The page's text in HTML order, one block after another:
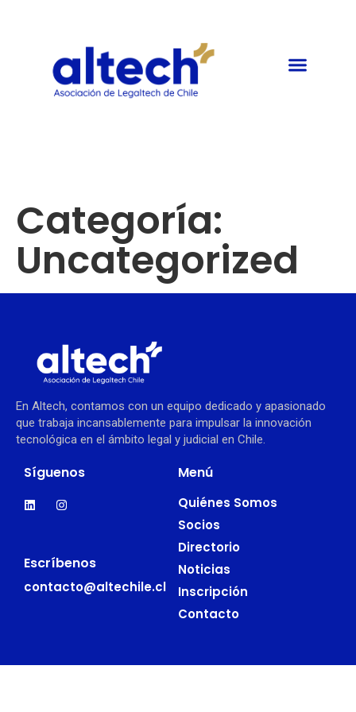
Categoría:
Uncategorized
En Altech, contamos con un equipo dedicado y apasionado
que trabaja incansablemente para impulsar la innovación
tecnológica en el ámbito legal y judicial en Chile.
Síguenos
Escríbenos
contacto@altechile.cl
Menú
Quiénes Somos
Socios
Directorio
Noticias
Inscripción
Contacto